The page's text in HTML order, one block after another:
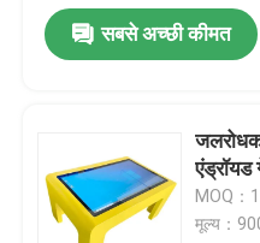
सबसे अच्छी कीमत
एंड्रॉयड
MOQ：1
मूल्य：